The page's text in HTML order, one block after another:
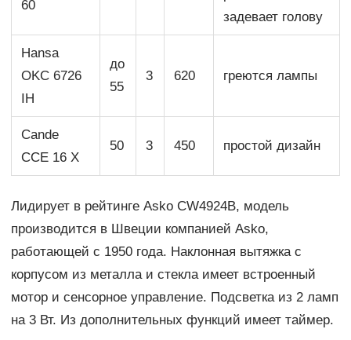
60
задевает голову
Hansa
OKC 6726
IH
до
55
3 620 греются лампы
Cande
CCE 16 X
50 3 450 простой дизайн
Лидирует в рейтинге Asko CW4924B, модель
производится в Швеции компанией Asko,
работающей с 1950 года. Наклонная вытяжка с
корпусом из металла и стекла имеет встроенный
мотор и сенсорное управление. Подсветка из 2 ламп
на 3 Вт. Из дополнительных функций имеет таймер.